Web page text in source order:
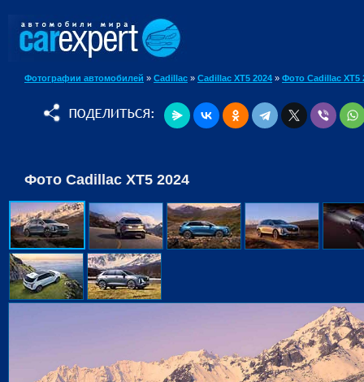
Фотографии автомобилей » Cadillac » Cadillac XT5 2024 » Фото Cadillac XT5
Фото Cadillac XT5 2024